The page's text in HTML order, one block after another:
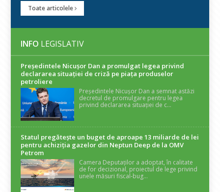
Toate articolele
INFO LEGISLATIV
Președintele Nicuşor Dan a promulgat legea privind
declararea situaţiei de criză pe piaţa produselor
petroliere
Președintele Nicușor Dan a semnat astăzi
decretul de promulgare pentru legea
privind declararea situației de c...
Statul pregătește un buget de aproape 13 miliarde de lei
pentru achiziția gazelor din Neptun Deep de la OMV
Petrom
Camera Deputaților a adoptat, în calitate
de for decizional, proiectul de lege privind
unele măsuri fiscal-bug...